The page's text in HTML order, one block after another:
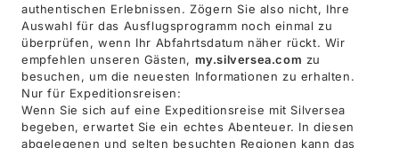
authentischen Erlebnissen. Zögern Sie also nicht, Ihre
Auswahl für das Ausflugsprogramm noch einmal zu
überprüfen, wenn Ihr Abfahrtsdatum näher rückt. Wir
empfehlen unseren Gästen, my.silversea.com zu
besuchen, um die neuesten Informationen zu erhalten.
Nur für Expeditionsreisen:
Wenn Sie sich auf eine Expeditionsreise mit Silversea
begeben, erwartet Sie ein echtes Abenteuer. In diesen
abgelegenen und selten besuchten Regionen kann das